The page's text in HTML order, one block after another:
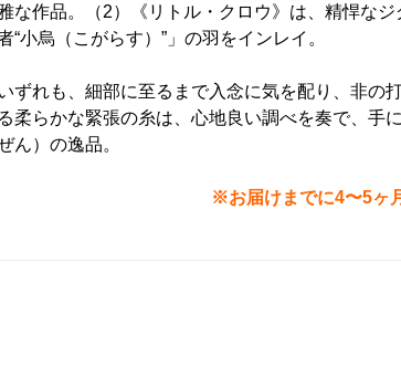
な作品。（2）《リトル・クロウ》は、精悍な
“小烏（こがらす）”」の羽をインレイ。
ずれも、細部に至るまで入念に気を配り、非の
る柔らかな緊張の糸は、心地良い調べを奏で、手
ん）の逸品。
※お届けまでに4〜5ヶ